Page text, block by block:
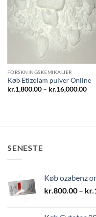
FORSKNINGSKEMIKALIER
Køb Etizolam pulver Online
kr.1,800.00 – kr.16,000.00
SENESTE
Køb ozabenz
kr.800.00 – kr.